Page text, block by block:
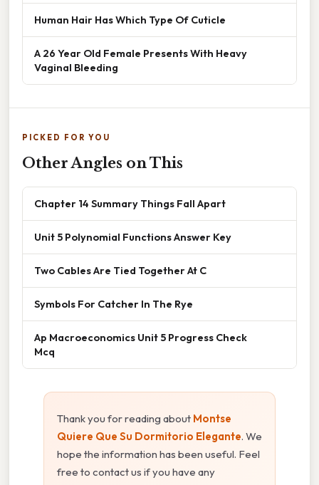
Human Hair Has Which Type Of Cuticle
A 26 Year Old Female Presents With Heavy
Vaginal Bleeding
PICKED FOR YOU
Other Angles on This
Chapter 14 Summary Things Fall Apart
Unit 5 Polynomial Functions Answer Key
Two Cables Are Tied Together At C
Symbols For Catcher In The Rye
Ap Macroeconomics Unit 5 Progress Check
Mcq
Thank you for reading about Montse
Quiere Que Su Dormitorio Elegante. We
hope the information has been useful. Feel
free to contact us if you have any